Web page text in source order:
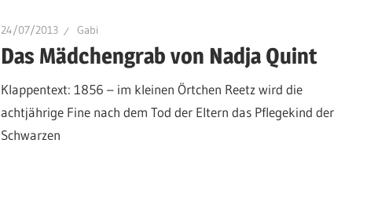
24/07/2013 Gabi
Das Mädchengrab von Nadja Quint
Klappentext: 1856 – im kleinen Örtchen Reetz wird die
achtjährige Fine nach dem Tod der Eltern das Pflegekind der
Schwarzen